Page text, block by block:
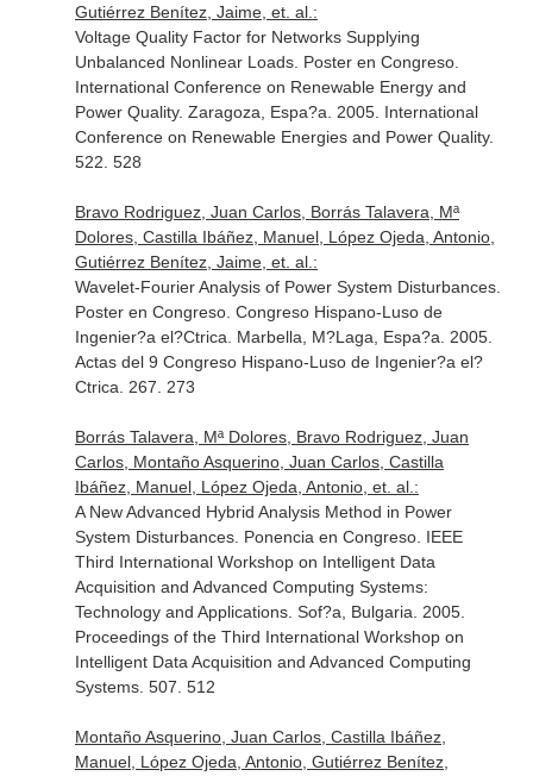
Gutiérrez Benítez, Jaime, et. al.:
Voltage Quality Factor for Networks Supplying
Unbalanced Nonlinear Loads. Poster en Congreso.
International Conference on Renewable Energy and
Power Quality. Zaragoza, Espa?a. 2005. International
Conference on Renewable Energies and Power Quality.
522. 528
Bravo Rodriguez, Juan Carlos, Borrás Talavera, Mª
Dolores, Castilla Ibáñez, Manuel, López Ojeda, Antonio,
Gutiérrez Benítez, Jaime, et. al.:
Wavelet-Fourier Analysis of Power System Disturbances.
Poster en Congreso. Congreso Hispano-Luso de
Ingenier?a el?Ctrica. Marbella, M?Laga, Espa?a. 2005.
Actas del 9 Congreso Hispano-Luso de Ingenier?a el?
Ctrica. 267. 273
Borrás Talavera, Mª Dolores, Bravo Rodriguez, Juan
Carlos, Montaño Asquerino, Juan Carlos, Castilla
Ibáñez, Manuel, López Ojeda, Antonio, et. al.:
A New Advanced Hybrid Analysis Method in Power
System Disturbances. Ponencia en Congreso. IEEE
Third International Workshop on Intelligent Data
Acquisition and Advanced Computing Systems:
Technology and Applications. Sof?a, Bulgaria. 2005.
Proceedings of the Third International Workshop on
Intelligent Data Acquisition and Advanced Computing
Systems. 507. 512
Montaño Asquerino, Juan Carlos, Castilla Ibáñez,
Manuel, López Ojeda, Antonio, Gutiérrez Benítez,